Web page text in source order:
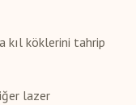
kıl köklerini tahrip
lazer